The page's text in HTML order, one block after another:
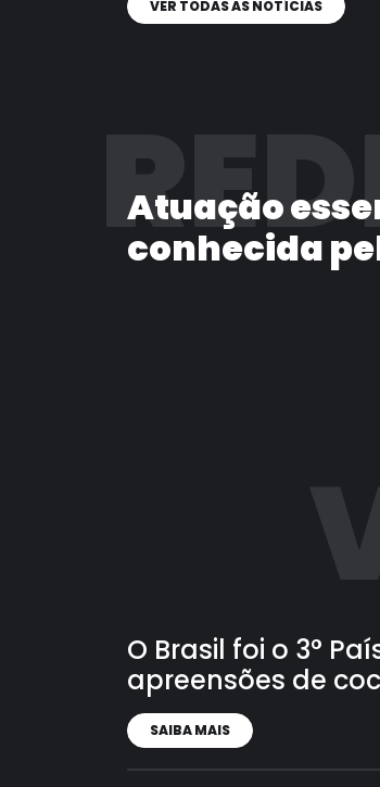
VER TODAS AS NOTÍCIAS
Atuação
conhecida
O Brasil foi o 3°
apreensões de
SAIBA MAIS